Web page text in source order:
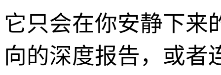
它只会在你安静下来
向的深度报告，或者